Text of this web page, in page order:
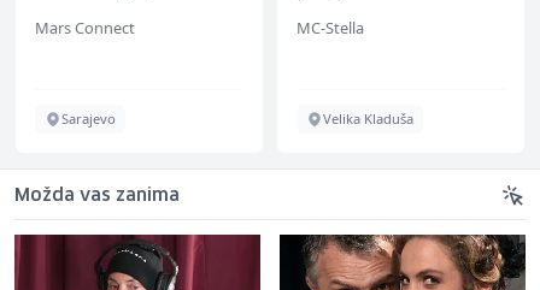
Mars Connect
Sarajevo
MC-Stella
Velika Kladuša
Možda vas zanima